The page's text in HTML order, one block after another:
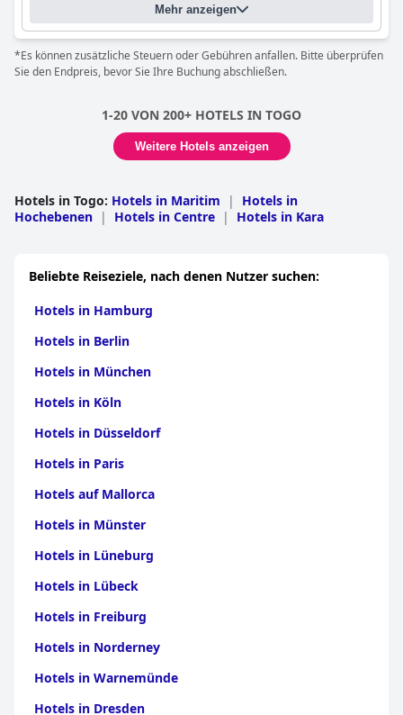
Mehr anzeigen
*Es können zusätzliche Steuern oder Gebühren anfallen. Bitte überprüfen
Sie den Endpreis, bevor Sie Ihre Buchung abschließen.
1-20 VON 200+ HOTELS IN TOGO
Weitere Hotels anzeigen
Hotels in Togo: Hotels in Maritim |
Hotels in
Hochebenen | Hotels in Centre | Hotels in Kara
Beliebte Reiseziele, nach denen Nutzer suchen:
Hotels in Hamburg
Hotels in Berlin
Hotels in München
Hotels in Köln
Hotels in Düsseldorf
Hotels in Paris
Hotels auf Mallorca
Hotels in Münster
Hotels in Lüneburg
Hotels in Lübeck
Hotels in Freiburg
Hotels in Norderney
Hotels in Warnemünde
Hotels in Dresden